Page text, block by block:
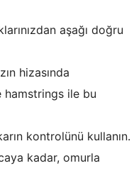
aşağı doğru
hizasında
hamstrings ile bu
kontrolünü kullanın.
kadar, omurla